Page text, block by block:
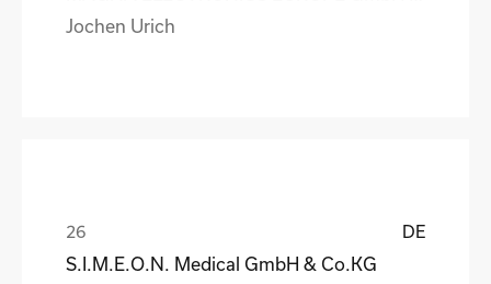
Jochen Urich
DE
S.I.M.E.O.N. Medical GmbH & Co.KG